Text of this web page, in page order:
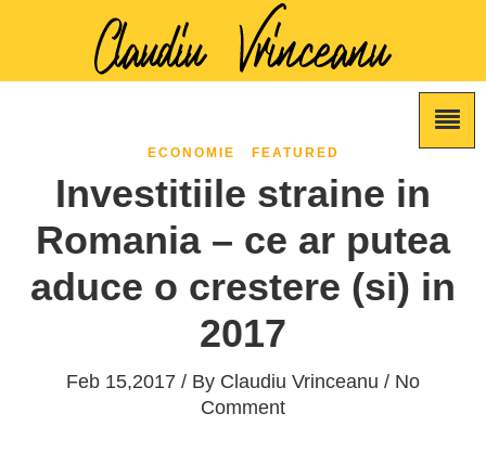
ECONOMIE FEATURED
Investitiile straine in
Romania – ce ar putea
aduce o crestere (si) in
2017
Feb 15,2017 / By Claudiu Vrinceanu / No
Comment